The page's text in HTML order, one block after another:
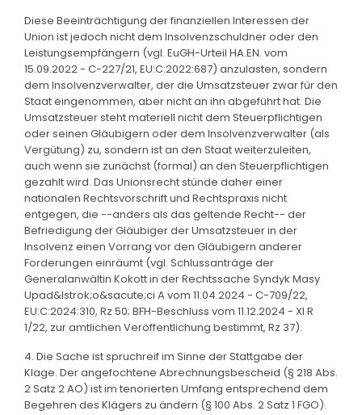
Diese Beeinträchtigung der finanziellen Interessen der
Union ist jedoch nicht dem Insolvenzschuldner oder den
Leistungsempfängern (vgl. EuGH-Urteil HA.EN. vom
15.09.2022 - C-227/21, EU:C:2022:687) anzulasten, sondern
dem Insolvenzverwalter, der die Umsatzsteuer zwar für den
Staat eingenommen, aber nicht an ihn abgeführt hat. Die
Umsatzsteuer steht materiell nicht dem Steuerpflichtigen
oder seinen Gläubigern oder dem Insolvenzverwalter (als
Vergütung) zu, sondern ist an den Staat weiterzuleiten,
auch wenn sie zunächst (formal) an den Steuerpflichtigen
gezahlt wird. Das Unionsrecht stünde daher einer
nationalen Rechtsvorschrift und Rechtspraxis nicht
entgegen, die --anders als das geltende Recht-- der
Befriedigung der Gläubiger der Umsatzsteuer in der
Insolvenz einen Vorrang vor den Gläubigern anderer
Forderungen einräumt (vgl. Schlussanträge der
Generalanwältin Kokott in der Rechtssache Syndyk Masy
Upad&lstrok;o&sacute;ci A vom 11.04.2024 - C-709/22,
EU:C:2024:310, Rz 50; BFH-Beschluss vom 11.12.2024 - XI R
1/22, zur amtlichen Veröffentlichung bestimmt, Rz 37).
4. Die Sache ist spruchreif im Sinne der Stattgabe der
Klage. Der angefochtene Abrechnungsbescheid (§ 218 Abs.
2 Satz 2 AO) ist im tenorierten Umfang entsprechend dem
Begehren des Klägers zu ändern (§ 100 Abs. 2 Satz 1 FGO).